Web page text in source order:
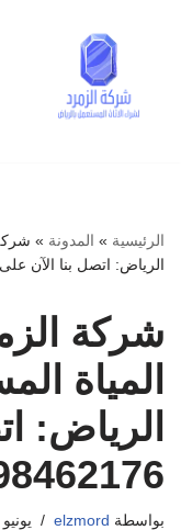
المحتوى
الرئيسية » المدونة »
الرياض: اتصل بنا الآن على 0598462176
شركة
المياة
الرياض:
بواسطة elzmord يونيو 19, 2023